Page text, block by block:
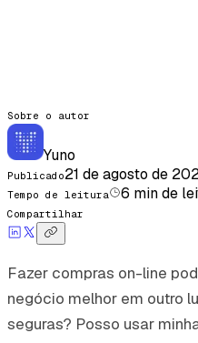
Sobre o autor
Yuno
Publicado21 de agosto de
Tempo de leitura 6 min de
Compartilhar
Fazer compras on-line
negócio melhor em outro
seguras? Posso usar